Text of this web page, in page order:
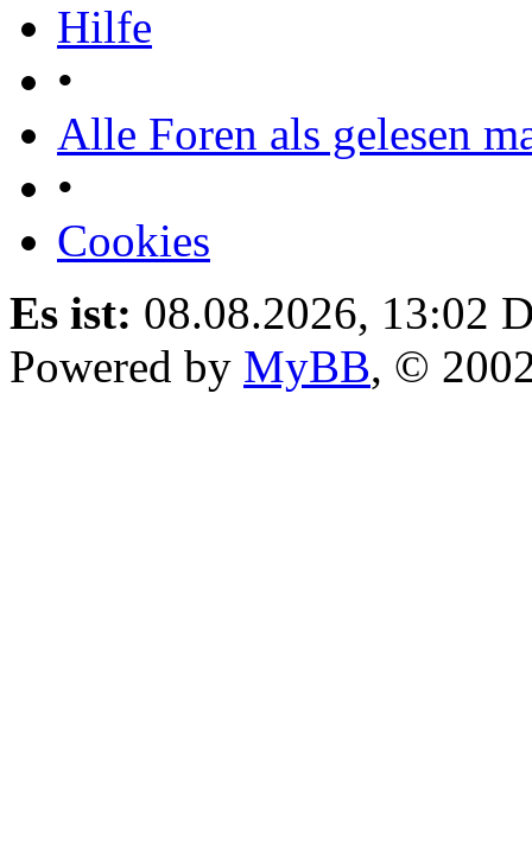
Hilfe
•
Alle Foren als gelesen
•
Cookies
Es ist: 08.08.2026, 13:02
Powered by MyBB, ©